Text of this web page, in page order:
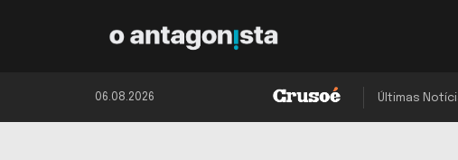
06.08.2026 Últimas